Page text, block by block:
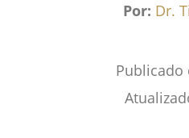
Por: Dr.
Publicado